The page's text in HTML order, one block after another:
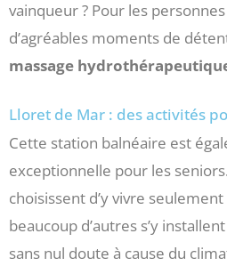
vainqueur ? Pour les
d’agréables moments de
massage
Lloret de Mar : des activités
Cette station balnéaire est
exceptionnelle pour les
choisissent d’y vivre
beaucoup d’autres s’y
sans nul doute à cause du